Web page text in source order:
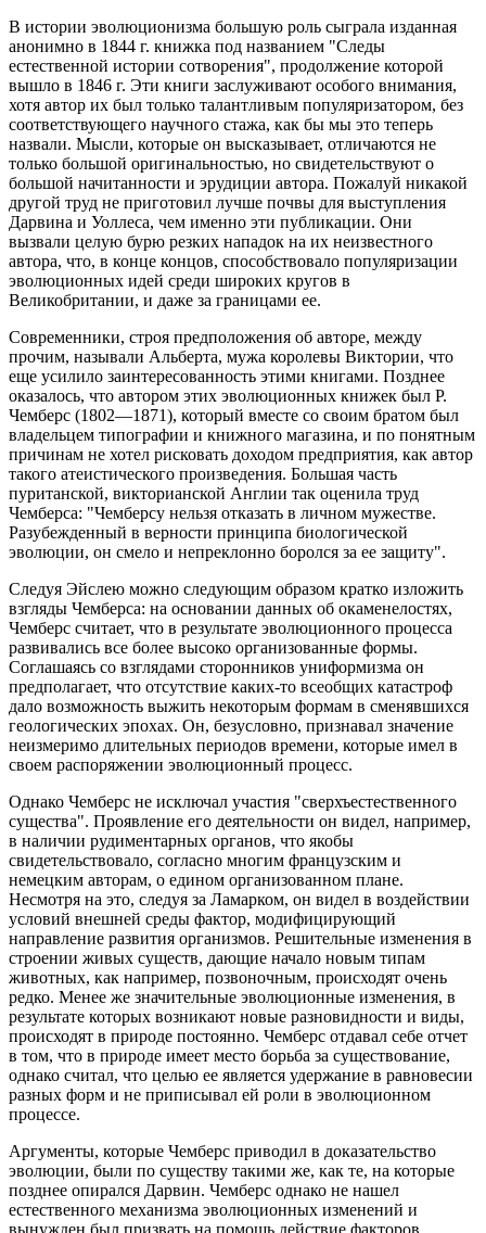
В истории эволюционизма большую роль сыграла изданная
анонимно в 1844 г. книжка под названием "Следы
естественной истории сотворения", продолжение которой
вышло в 1846 г. Эти книги заслуживают особого внимания,
хотя автор их был только талантливым популяризатором, без
соответствующего научного стажа, как бы мы это теперь
назвали. Мысли, которые он высказывает, отличаются не
только большой оригинальностью, но свидетельствуют о
большой начитанности и эрудиции автора. Пожалуй никакой
другой труд не приготовил лучше почвы для выступления
Дарвина и Уоллеса, чем именно эти публикации. Они
вызвали целую бурю резких нападок на их неизвестного
автора, что, в конце концов, способствовало популяризации
эволюционных идей среди широких кругов в
Великобритании, и даже за границами ее.
Современники, строя предположения об авторе, между
прочим, называли Альберта, мужа королевы Виктории, что
еще усилило заинтересованность этими книгами. Позднее
оказалось, что автором этих эволюционных книжек был Р.
Чемберс (1802—1871), который вместе со своим братом был
владельцем типографии и книжного магазина, и по понятным
причинам не хотел рисковать доходом предприятия, как автор
такого атеистического произведения. Большая часть
пуританской, викторианской Англии так оценила труд
Чемберса: "Чемберсу нельзя отказать в личном мужестве.
Разубежденный в верности принципа биологической
эволюции, он смело и непреклонно боролся за ее защиту".
Следуя Эйслею можно следующим образом кратко изложить
взгляды Чемберса: на основании данных об окаменелостях,
Чемберс считает, что в результате эволюционного процесса
развивались все более высоко организованные формы.
Соглашаясь со взглядами сторонников униформизма он
предполагает, что отсутствие каких-то всеобщих катастроф
дало возможность выжить некоторым формам в сменявшихся
геологических эпохах. Он, безусловно, признавал значение
неизмеримо длительных периодов времени, которые имел в
своем распоряжении эволюционный процесс.
Однако Чемберс не исключал участия "сверхъестественного
существа". Проявление его деятельности он видел, например,
в наличии рудиментарных органов, что якобы
свидетельствовало, согласно многим французским и
немецким авторам, о едином организованном плане.
Несмотря на это, следуя за Ламарком, он видел в воздействии
условий внешней среды фактор, модифицирующий
направление развития организмов. Решительные изменения в
строении живых существ, дающие начало новым типам
животных, как например, позвоночным, происходят очень
редко. Менее же значительные эволюционные изменения, в
результате которых возникают новые разновидности и виды,
происходят в природе постоянно. Чемберс отдавал себе отчет
в том, что в природе имеет место борьба за существование,
однако считал, что целью ее является удержание в равновесии
разных форм и не приписывал ей роли в эволюционном
процессе.
Аргументы, которые Чемберс приводил в доказательство
эволюции, были по существу такими же, как те, на которые
позднее опирался Дарвин. Чемберс однако не нашел
естественного механизма эволюционных изменений и
вынужден был призвать на помощь действие факторов,